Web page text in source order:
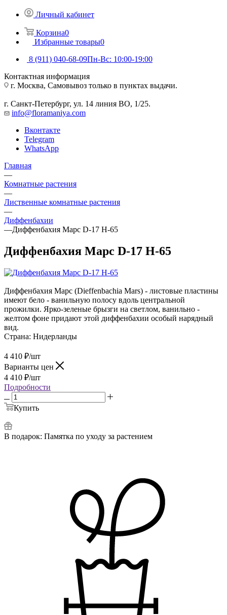
Личный кабинет
Корзина0
Избранные товары0
8 (911) 040-68-09Пн-Вс: 10:00-19:00
Контактная информация
г. Москва, Самовывоз только в пунктах выдачи.
г. Санкт-Петербург, ул. 14 линия ВО, 1/25.
info@floramaniya.com
Вконтакте
Telegram
WhatsApp
Главная
—
Комнатные растения
—
Лиственные комнатные растения
—
Диффенбахии
—Диффенбахия Марс D-17 H-65
Диффенбахия Марс D-17 H-65
Диффенбахия Марс (Dieffenbachia Mars) - листовые пластины
имеют бело - ванильную полосу вдоль центральной
прожилки. Ярко-зеленые брызги на светлом, ванильно -
желтом фоне придают этой диффенбахии особый нарядный
вид.
Страна: Нидерланды
4 410 ₽/шт
Варианты цен
4 410 ₽/шт
Подробности
Купить
В подарок: Памятка по уходу за растением